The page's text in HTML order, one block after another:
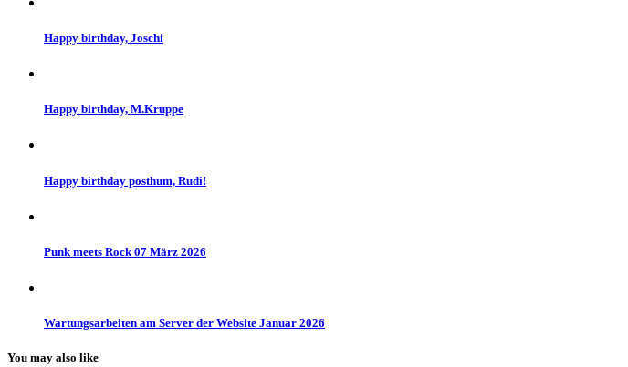
Happy birthday, Joschi
Happy birthday, M.Kruppe
Happy birthday posthum, Rudi!
Punk meets Rock 07 März 2026
Wartungsarbeiten am Server der Website Januar 2026
You may also like